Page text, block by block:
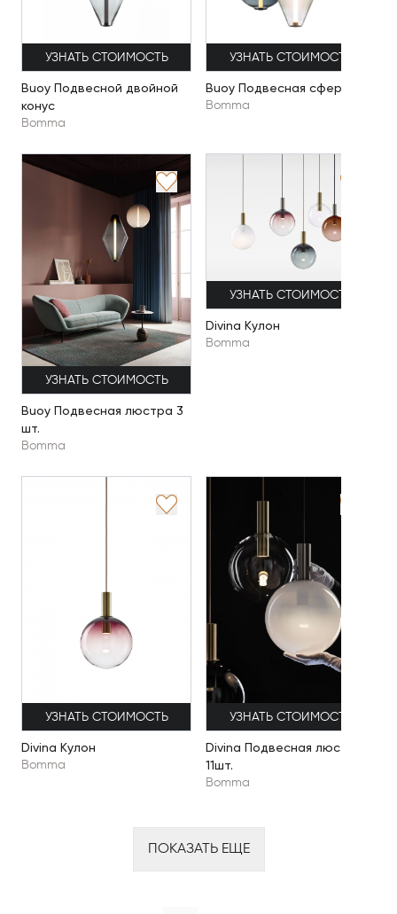
УЗНАТЬ СТОИМОСТЬ
Buoy Подвесной двойной
конус
Bomma
УЗНАТЬ СТОИМОСТЬ
Buoy Подвесная сфера
Bomma
УЗНАТЬ СТОИМОСТЬ
Buoy Подвесная люстра 3
шт.
Bomma
УЗНАТЬ СТОИМОСТЬ
Divina Кулон
Bomma
УЗНАТЬ СТОИМОСТЬ
Divina Кулон
Bomma
УЗНАТЬ СТОИМОСТЬ
Divina Подвесная люстра
11шт.
Bomma
ПОКАЗАТЬ ЕЩЕ